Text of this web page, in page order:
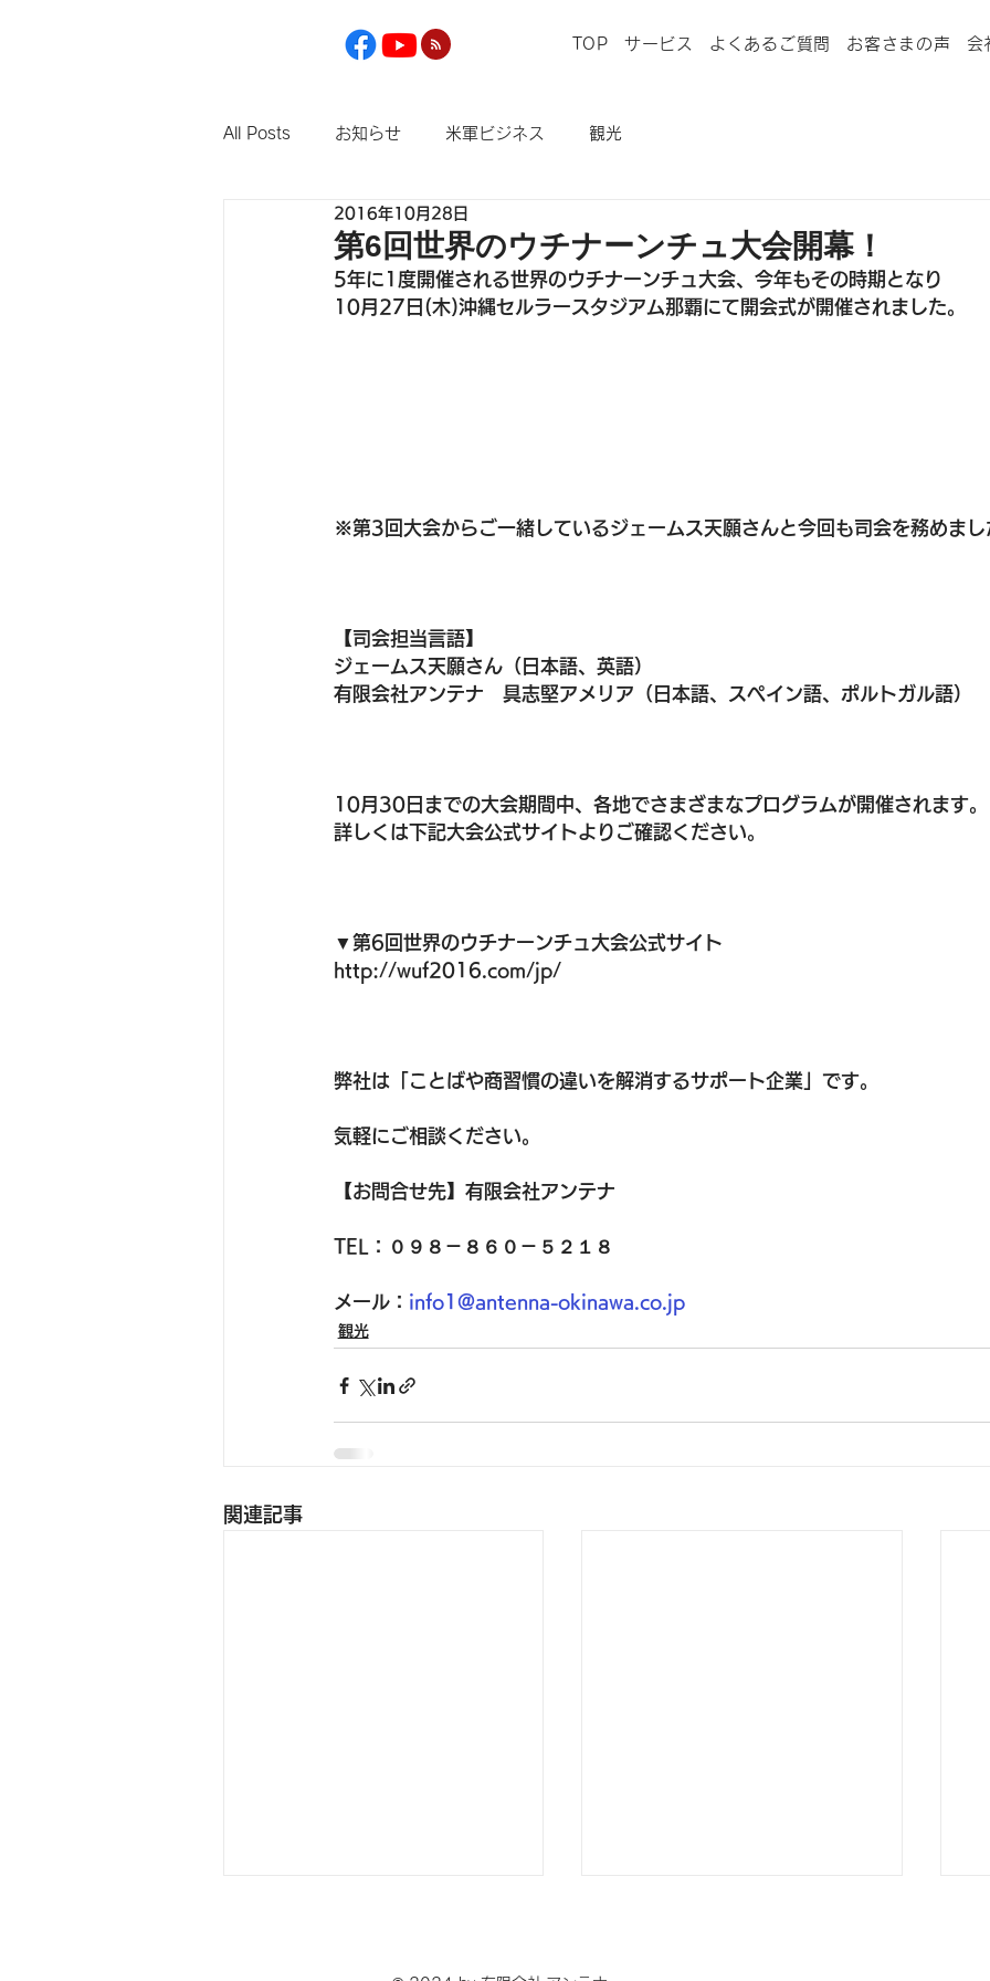
TOP サービス よくあるご質問 お客さまの声 会
All Posts お知らせ 米軍ビジネス 観光
第6回世界のウチナーンチュ大会開幕！
2016年10月28日
5年に1度開催される世界のウチナーンチュ大会、今年もその時期となり
10月27日(木)沖縄セルラースタジアム那覇にて開会式が開催されました。
※第3回大会からご一緒しているジェームス天願さんと今回も司会を務めまし
【司会担当言語】
ジェームス天願さん（日本語、英語）
有限会社アンテナ　具志堅アメリア（日本語、スペイン語、ポルトガル語）
10月30日までの大会期間中、各地でさまざまなプログラムが開催されます。
詳しくは下記大会公式サイトよりご確認ください。
▼第6回世界のウチナーンチュ大会公式サイト
http://wuf2016.com/jp/
弊社は 「ことばや商習慣の違いを解消するサポート企業」 です。
気軽にご相談ください。
【お問合せ先】有限会社アンテナ
TEL：０９８－８６０－５２１８
メール： info1@antenna-okinawa.co.jp
観光
関連記事